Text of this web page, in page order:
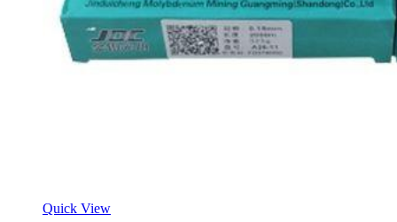
Quick View